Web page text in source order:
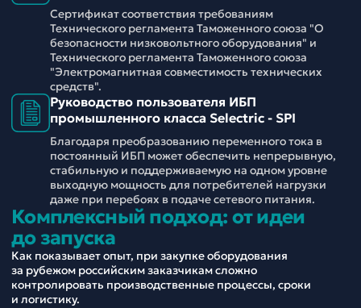
Сертификат соответствия требованиям
Технического регламента Таможенного союза "О
безопасности низковольтного оборудования" и
Технического регламента Таможенного союза
"Электромагнитная совместимость технических
средств".
Руководство пользователя ИБП
промышленного класса Selectric - SPI
Благодаря преобразованию переменного тока в
постоянный ИБП может обеспечить непрерывную,
стабильную и поддерживаемую на одном уровне
выходную мощность для потребителей нагрузки
даже при перебоях в подаче сетевого питания.
Комплексный подход: от идеи
до запуска
Как показывает опыт, при закупке оборудования
за рубежом российским заказчикам сложно
контролировать производственные процессы, сроки
и логистику.